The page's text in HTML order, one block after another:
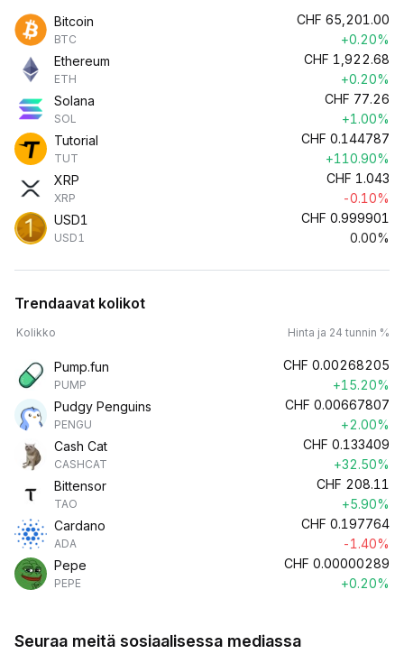
Bitcoin
BTC
CHF 65,201.00
+0.20%
Ethereum
ETH
CHF 1,922.68
+0.20%
Solana
SOL
CHF 77.26
+1.00%
Tutorial
TUT
CHF 0.144787
+110.90%
XRP
XRP
CHF 1.043
-0.10%
USD1
USD1
CHF 0.999901
0.00%
Trendaavat kolikot
Kolikko Hinta ja 24 tunnin %
Pump.fun
PUMP
CHF 0.00268205
+15.20%
Pudgy Penguins
PENGU
CHF 0.00667807
+2.00%
Cash Cat
CASHCAT
CHF 0.133409
+32.50%
Bittensor
TAO
CHF 208.11
+5.90%
Cardano
ADA
CHF 0.197764
-1.40%
Pepe
PEPE
CHF 0.00000289
+0.20%
Seuraa meitä sosiaalisessa mediassa